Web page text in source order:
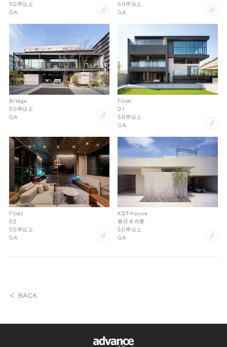
clip
50坪以上
GA
50坪以上
GA
clip
Bridge
50坪以上
GA
Float
01
50坪以上
GA
clip
Float
02
50坪以上
GA
KST-house
奥行きの家
50坪以上
GA
＜ BACK